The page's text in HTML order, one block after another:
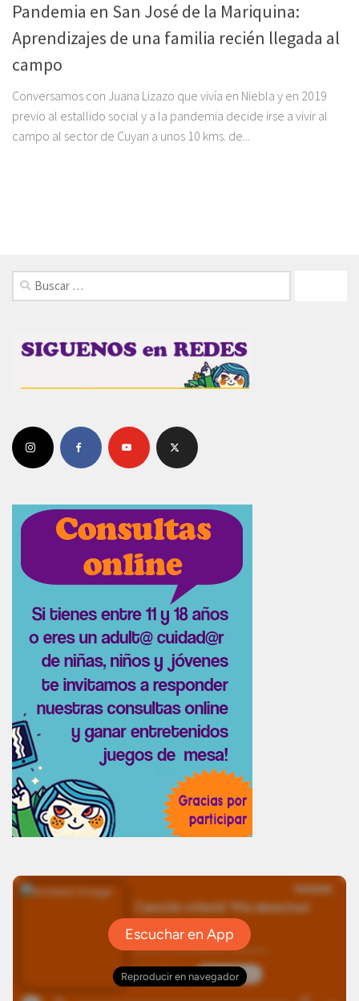
Pandemia en San José de la Mariquina:
Aprendizajes de una familia recién llegada al
campo
Conversamos con Juana Lizazo que vivía en Niebla y en 2019
previo al estallido social y a la pandemia decide irse a vivir al
campo al sector de Cuyan a unos 10 kms. de...